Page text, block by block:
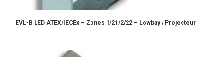
EVL-B LED ATEX/IECEx – Zones 1/21/2/22 – Lowbay / Projecteur